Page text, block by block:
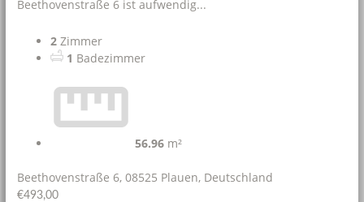
Beethovenstraße 6 ist aufwendig...
2 Zimmer
1 Badezimmer
56.96 m²
Beethovenstraße 6, 08525 Plauen, Deutschland
€493,00